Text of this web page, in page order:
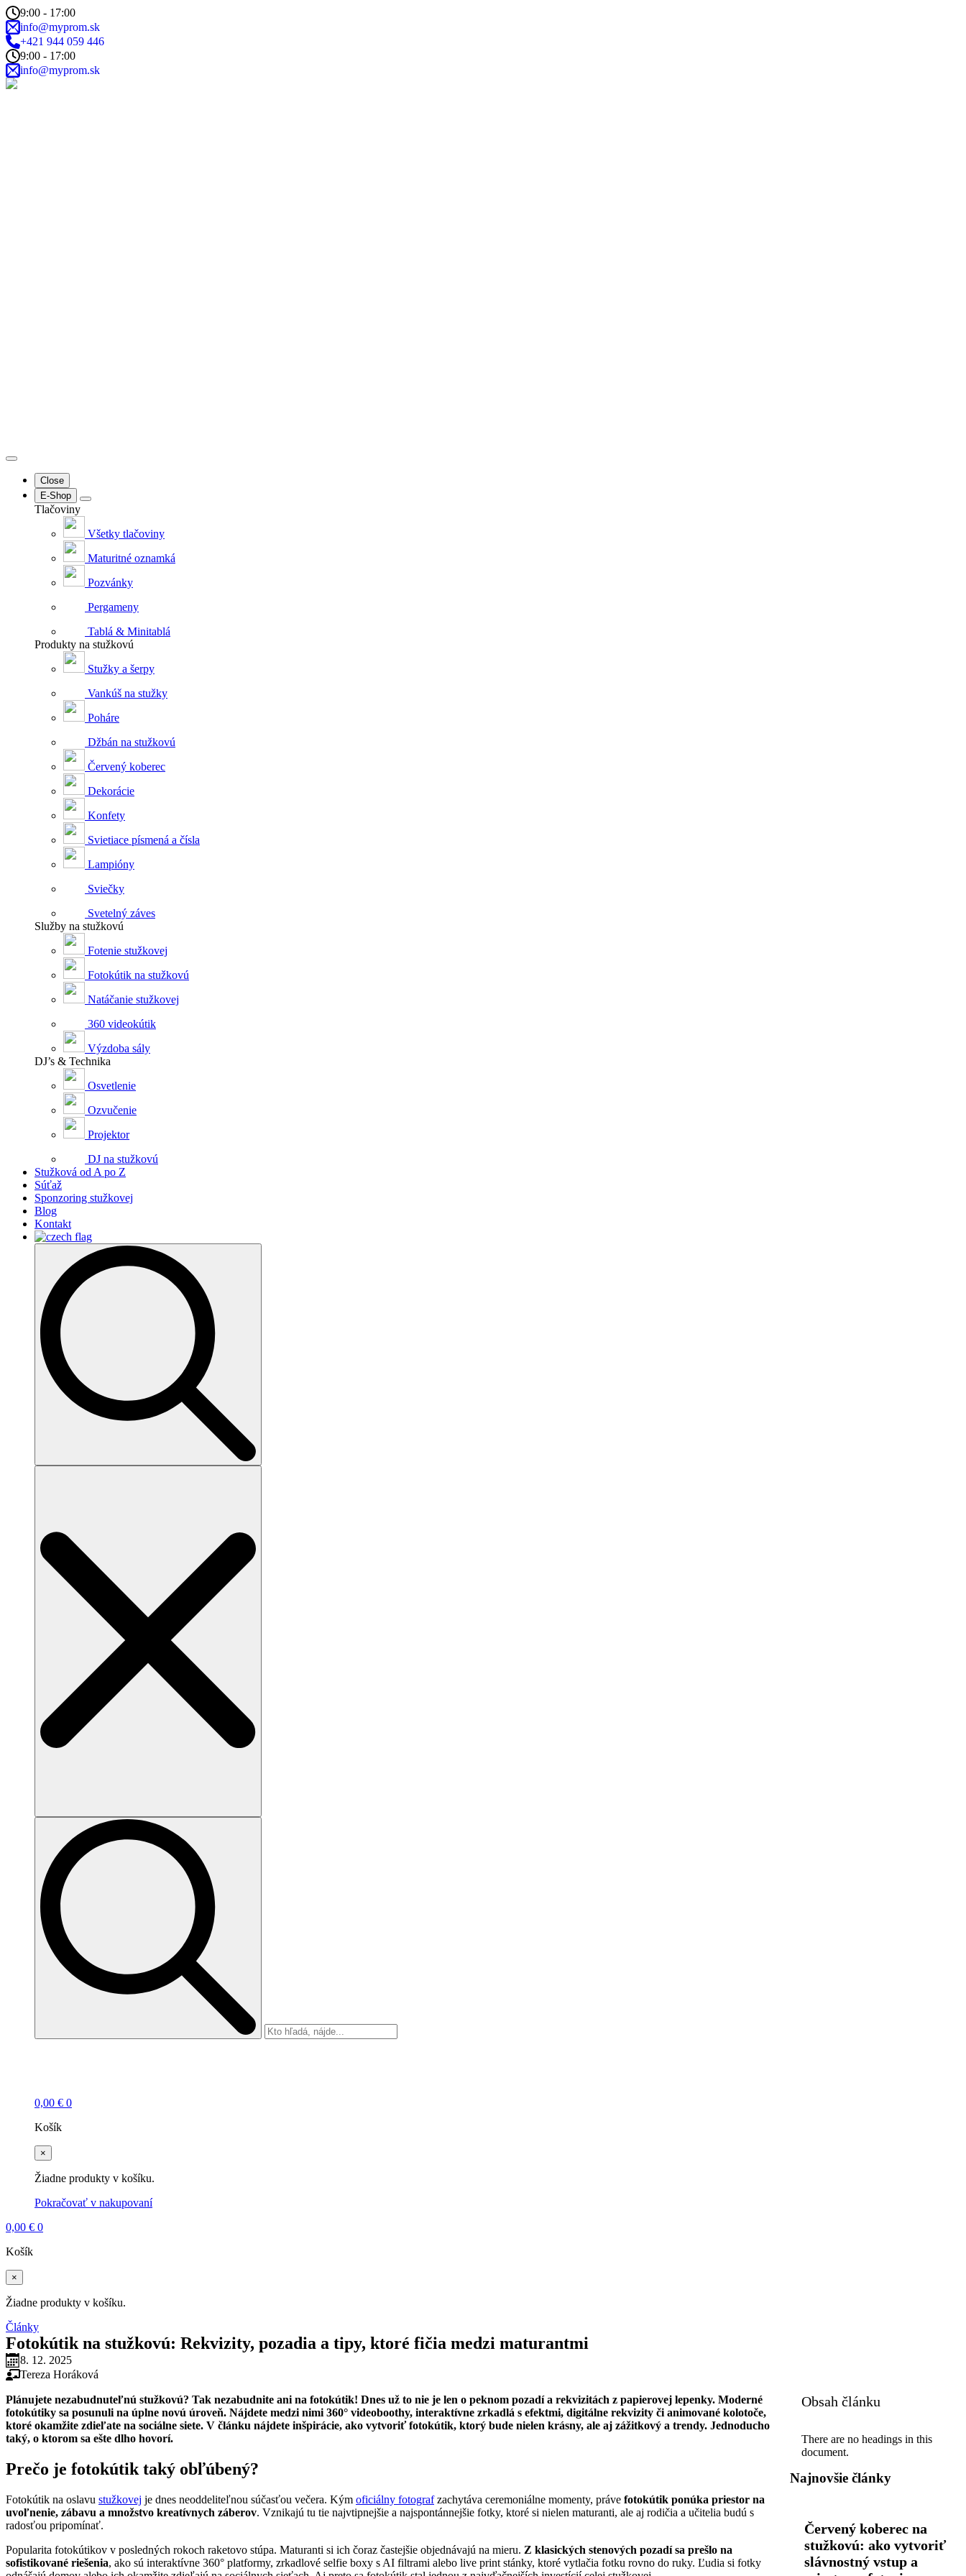
9:00 - 17:00
info@myprom.sk
+421 944 059 446
9:00 - 17:00
info@myprom.sk
Close
E-Shop
Tlačoviny
Všetky tlačoviny
Maturitné oznamká
Pozvánky
Pergameny
Tablá & Minitablá
Produkty na stužkovú
Stužky a šerpy
Vankúš na stužky
Poháre
Džbán na stužkovú
Červený koberec
Dekorácie
Konfety
Svietiace písmená a čísla
Lampióny
Sviečky
Svetelný záves
Služby na stužkovú
Fotenie stužkovej
Fotokútik na stužkovú
Natáčanie stužkovej
360 videokútik
Výzdoba sály
DJ’s & Technika
Osvetlenie
Ozvučenie
Projektor
DJ na stužkovú
Stužková od A po Z
Súťaž
Sponzoring stužkovej
Blog
Kontakt
Search
0,00 € 0
Košík
×
Žiadne produkty v košíku.
Pokračovať v nakupovaní
0,00 € 0
Košík
×
Žiadne produkty v košíku.
Články
Fotokútik na stužkovú: Rekvizity, pozadia a tipy, ktoré fičia medzi maturantmi
8. 12. 2025
Tereza Horáková
Plánujete nezabudnuteľnú stužkovú? Tak nezabudnite ani na fotokútik! Dnes už to nie je len o peknom pozadí a rekvizitách z papierovej lepenky. Moderné
fotokútiky sa posunuli na úplne novú úroveň. Nájdete medzi nimi 360° videoboothy, interaktívne zrkadlá s efektmi, digitálne rekvizity či animované kolotoče,
ktoré okamžite zdieľate na sociálne siete. V článku nájdete inšpirácie, ako vytvoriť fotokútik, ktorý bude nielen krásny, ale aj zážitkový a trendy. Jednoducho
taký, o ktorom sa ešte dlho hovorí.
Prečo je fotokútik taký obľúbený?
Fotokútik na oslavu stužkovej je dnes neoddeliteľnou súčasťou večera. Kým oficiálny fotografzachytáva ceremoniálne momenty, práve fotokútik ponúka priestor na
uvoľnenie, zábavu a množstvo kreatívnych záberov. Vznikajú tu tie najvtipnejšie a najspontánnejšie fotky, ktoré si nielen maturanti, ale aj rodičia a učitelia budú s
radosťou pripomínať.
Popularita fotokútikov v posledných rokoch raketovo stúpa. Maturanti si ich čoraz častejšie objednávajú na mieru. Z klasických stenových pozadí sa prešlo na
sofistikované riešenia, ako sú interaktívne 360° platformy, zrkadlové selfie boxy s AI filtrami alebo live print stánky, ktoré vytlačia fotku rovno do ruky. Ľudia si fotky
Obsah článku
There are no headings in this
document.
Najnovšie články
Červený koberec na
stužkovú: ako vytvoriť
slávnostný vstup a